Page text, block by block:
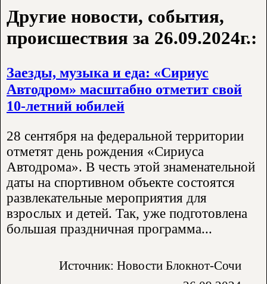
Другие новости, события,
происшествия за 26.09.2024г.:
Заезды, музыка и еда: «Сириус
Автодром» масштабно отметит свой
10-летний юбилей
28 сентября на федеральной территории
отметят день рождения «Сириуса
Автодрома». В честь этой знаменательной
даты на спортивном объекте состоятся
развлекательные мероприятия для
взрослых и детей. Так, уже подготовлена
большая праздничная программа...
Источник: Новости Блокнот-Сочи